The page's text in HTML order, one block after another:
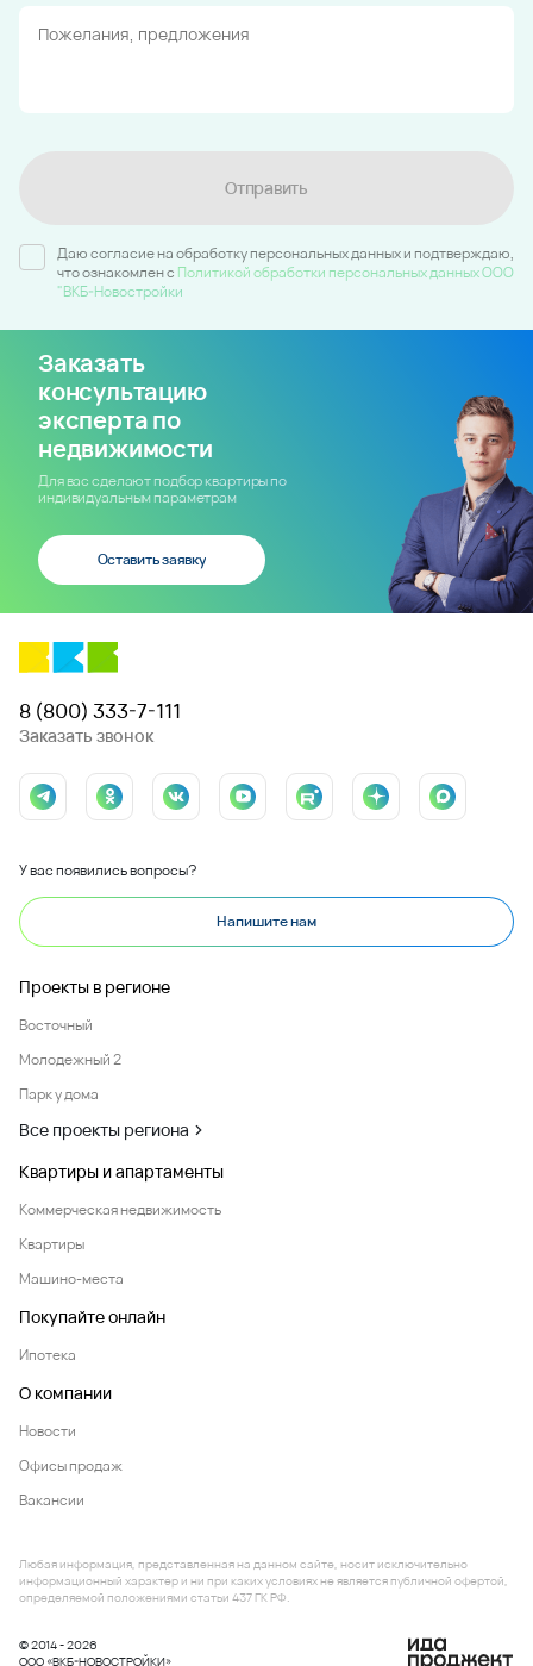
Отправить
Даю согласие на обработку персональных данных и подтверждаю,
что ознакомлен c Политикой обработки персональных данных ООО
"ВКБ-Новостройки
Заказать
консультацию
эксперта по
недвижимости
Для вас сделают подбор квартиры по
индивидуальным параметрам
Оставить заявку
8 (800) 333-7-111
Заказать звонок
У вас появились вопросы?
Напишите нам
Проекты в регионе
Восточный
Молодежный 2
Парк у дома
Все проекты региона
Квартиры и апартаменты
Коммерческая недвижимость
Квартиры
Машино-места
Покупайте онлайн
Ипотека
О компании
Новости
Офисы продаж
Вакансии
© 2014 - 2026
ООО «ВКБ-НОВОСТРОЙКИ»
Любая информация, представленная на данном сайте, носит исключительно
информационный характер и ни при каких условиях не является публичной офертой,
определяемой положениями статьи 437 ГК РФ.